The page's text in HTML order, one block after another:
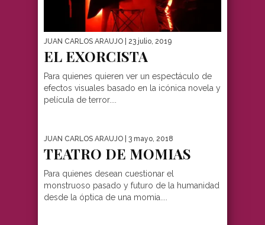
JUAN CARLOS ARAUJO | 23 julio, 2019
EL EXORCISTA
Para quienes quieren ver un espectáculo de
efectos visuales basado en la icónica novela y
película de terror....
JUAN CARLOS ARAUJO | 3 mayo, 2018
TEATRO DE MOMIAS
Para quienes desean cuestionar el
monstruoso pasado y futuro de la humanidad
desde la óptica de una momia....